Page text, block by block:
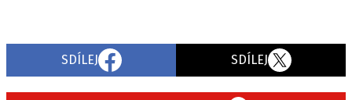
SDÍLEJ SDÍLEJ